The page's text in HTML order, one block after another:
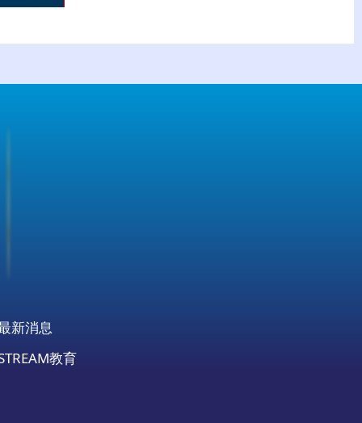
新消息
教育